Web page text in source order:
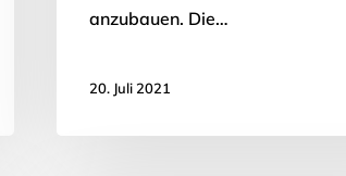
anzubauen. Die…
20. Juli 2021